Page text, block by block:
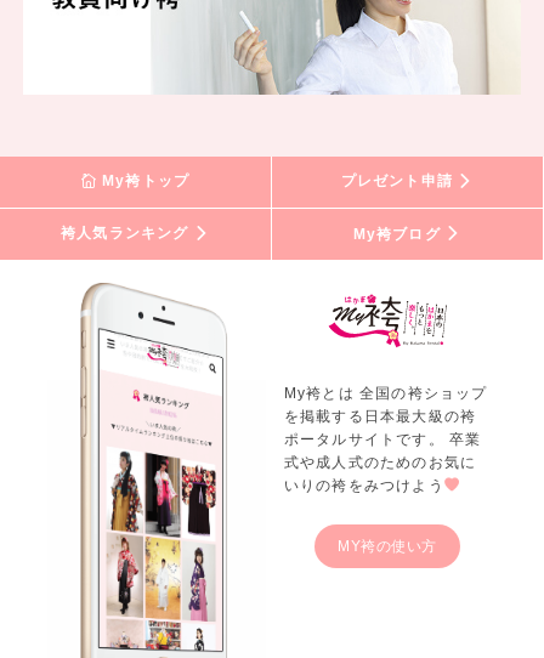
My袴トップ プレゼント申請
袴人気ランキング My袴ブログ
My袴とは 全国の袴ショップ
を掲載する日本最大級の袴
ポータルサイトです。 卒業
式や成人式のためのお気に
いりの袴をみつけよう
MY袴の使い方